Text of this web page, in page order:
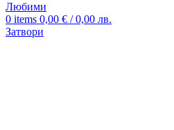
Любими
0 items 0,00 € / 0,00 лв.
Затвори